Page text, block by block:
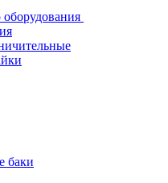
оборудования
баки